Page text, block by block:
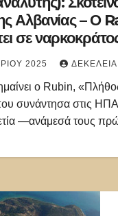
Αλβανίας – Ο
σε
διεφθαρμένων
2025 ΔΕΚΈΛΕΙΑ
ο Rubin,
συνάντησα στις
—ανάμεσά τους